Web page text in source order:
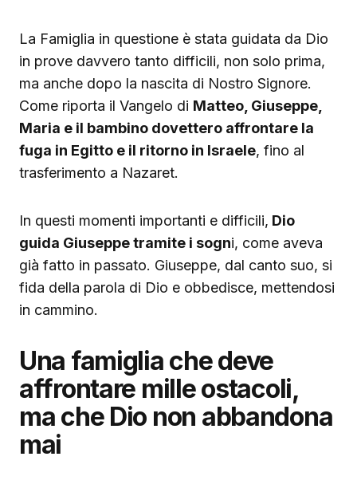
La Famiglia in questione è stata guidata da Dio
in prove davvero tanto difficili, non solo prima,
ma anche dopo la nascita di Nostro Signore.
Come riporta il Vangelo di Matteo, Giuseppe,
Maria e il bambino dovettero affrontare la
fuga in Egitto e il ritorno in Israele, fino al
trasferimento a Nazaret.
In questi momenti importanti e difficili, Dio
guida Giuseppe tramite i sogni, come aveva
già fatto in passato. Giuseppe, dal canto suo, si
fida della parola di Dio e obbedisce, mettendosi
in cammino.
Una famiglia che deve
affrontare mille ostacoli,
ma che Dio non abbandona
mai